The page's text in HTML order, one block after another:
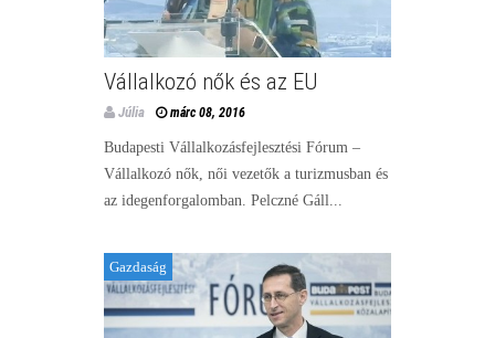
Vállalkozó nők és az EU
Júlia márc 08, 2016
Budapesti Vállalkozásfejlesztési Fórum –
Vállalkozó nők, női vezetők a turizmusban és
az idegenforgalomban. Pelczné Gáll...
Gazdaság